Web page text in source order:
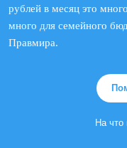
рублей в месяц это
много для семейного
Правмира.
На что